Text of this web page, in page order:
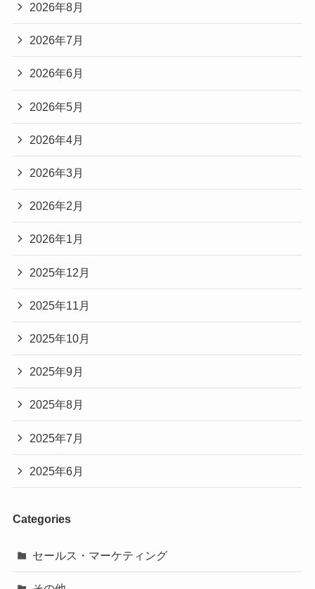
2026年8月
2026年7月
2026年6月
2026年5月
2026年4月
2026年3月
2026年2月
2026年1月
2025年12月
2025年11月
2025年10月
2025年9月
2025年8月
2025年7月
2025年6月
Categories
セールス・マーケティング